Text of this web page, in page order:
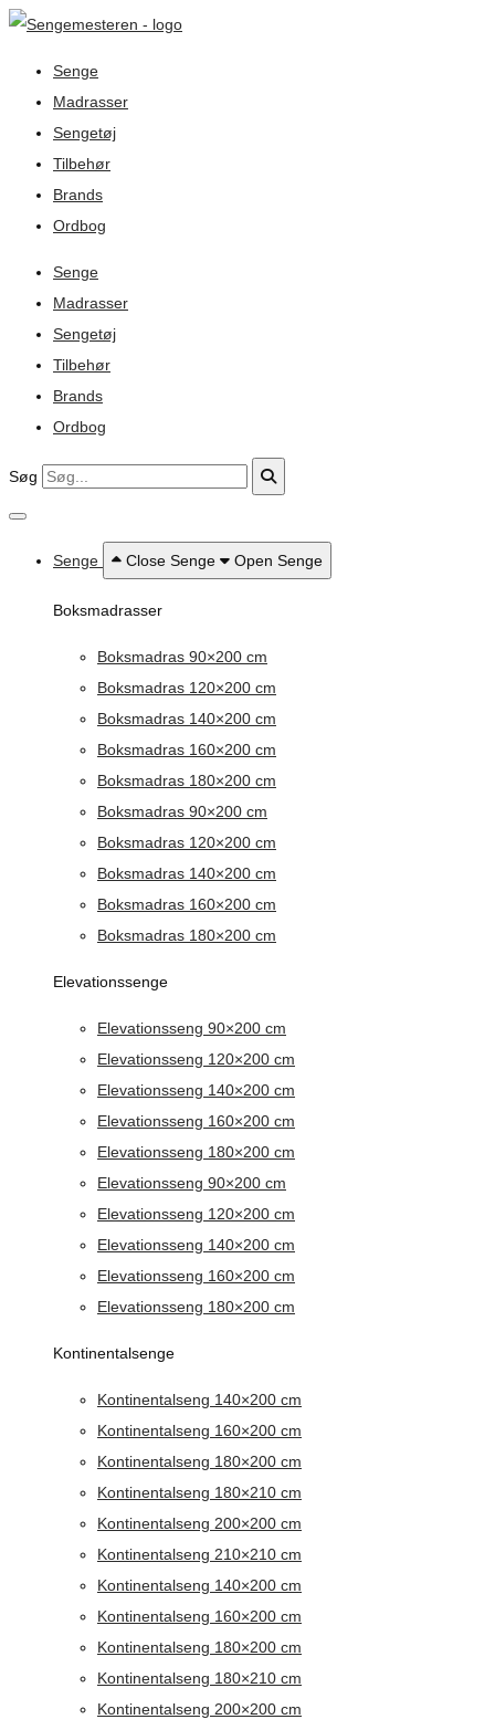
Senge
Madrasser
Sengetøj
Tilbehør
Brands
Ordbog
Senge
Madrasser
Sengetøj
Tilbehør
Brands
Ordbog
Søg
Senge Close Senge Open Senge
Boksmadrasser
Boksmadras 90×200 cm
Boksmadras 120×200 cm
Boksmadras 140×200 cm
Boksmadras 160×200 cm
Boksmadras 180×200 cm
Boksmadras 90×200 cm
Boksmadras 120×200 cm
Boksmadras 140×200 cm
Boksmadras 160×200 cm
Boksmadras 180×200 cm
Elevationssenge
Elevationsseng 90×200 cm
Elevationsseng 120×200 cm
Elevationsseng 140×200 cm
Elevationsseng 160×200 cm
Elevationsseng 180×200 cm
Elevationsseng 90×200 cm
Elevationsseng 120×200 cm
Elevationsseng 140×200 cm
Elevationsseng 160×200 cm
Elevationsseng 180×200 cm
Kontinentalsenge
Kontinentalseng 140×200 cm
Kontinentalseng 160×200 cm
Kontinentalseng 180×200 cm
Kontinentalseng 180×210 cm
Kontinentalseng 200×200 cm
Kontinentalseng 210×210 cm
Kontinentalseng 140×200 cm
Kontinentalseng 160×200 cm
Kontinentalseng 180×200 cm
Kontinentalseng 180×210 cm
Kontinentalseng 200×200 cm